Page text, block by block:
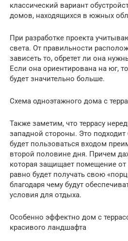
классический вариант
домов, находящихся в южных
При разработке проекта
света. От правильности
зависеть то, обретет ли она
Если она ориентирована на юг,
будет значительно больше.
Схема одноэтажного дома с
Также заметим, что террасу
западной стороны. Это подходит
будет пользоваться входом
второй половине дня. Причем
которая защищает помещение от
равно будет получать свою
благодаря чему будут
условия для отдыха.
Особенно эффектно дом с
красивого ландшафта